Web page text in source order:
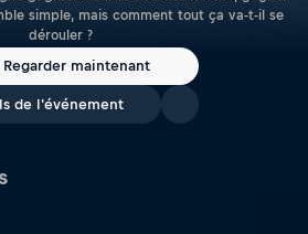
simple, mais comment tout ça va-t-il se
dérouler ?
Regarder maintenant
de l'événement